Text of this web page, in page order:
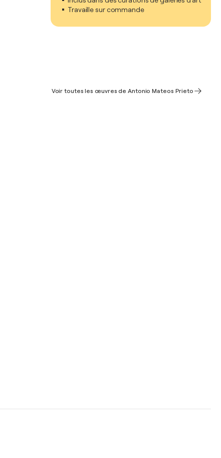
Travaille sur commande
Voir toutes les œuvres de Antonio Mateos Prieto